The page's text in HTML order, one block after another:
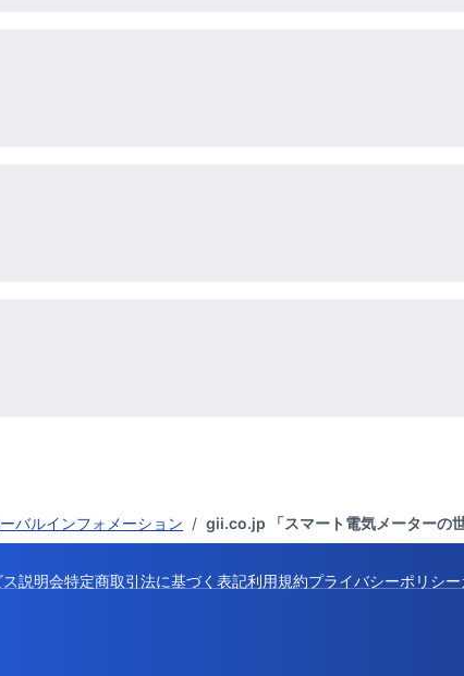
バルインフォメーション / gii.co.jp 「スマート電気メーターの
説明会特定商取引法に基づく表記利用規約プライバシーポリシー